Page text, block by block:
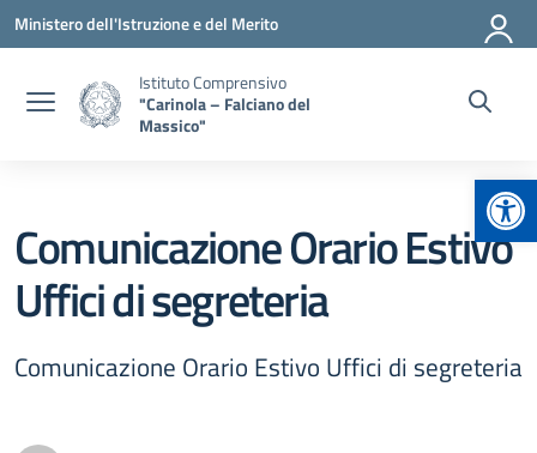
Vai ai contenuti
Vai al menu di navigazione
Vai al footer
Ministero dell'Istruzione e del Merito
Istituto Comprensivo
"Carinola – Falciano del
Massico"
Comunicazione Orario Estivo
Uffici di segreteria
Comunicazione Orario Estivo Uffici di segreteria